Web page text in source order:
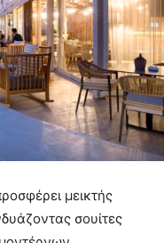
μεικτής
σουίτες